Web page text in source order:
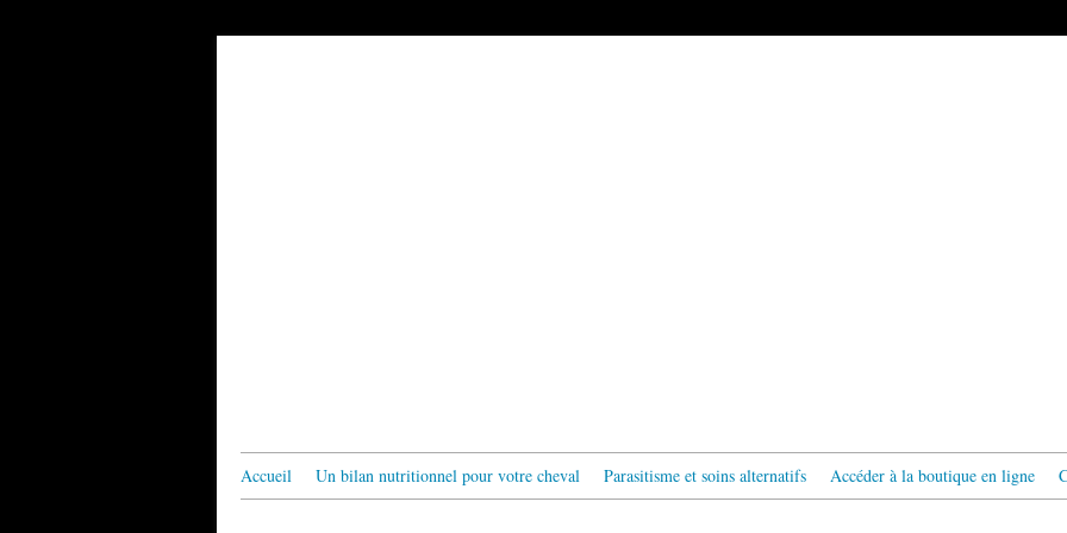
Accueil Un bilan nutritionnel pour votre cheval Parasitisme et soins alternatifs Accéder à la boutique en ligne